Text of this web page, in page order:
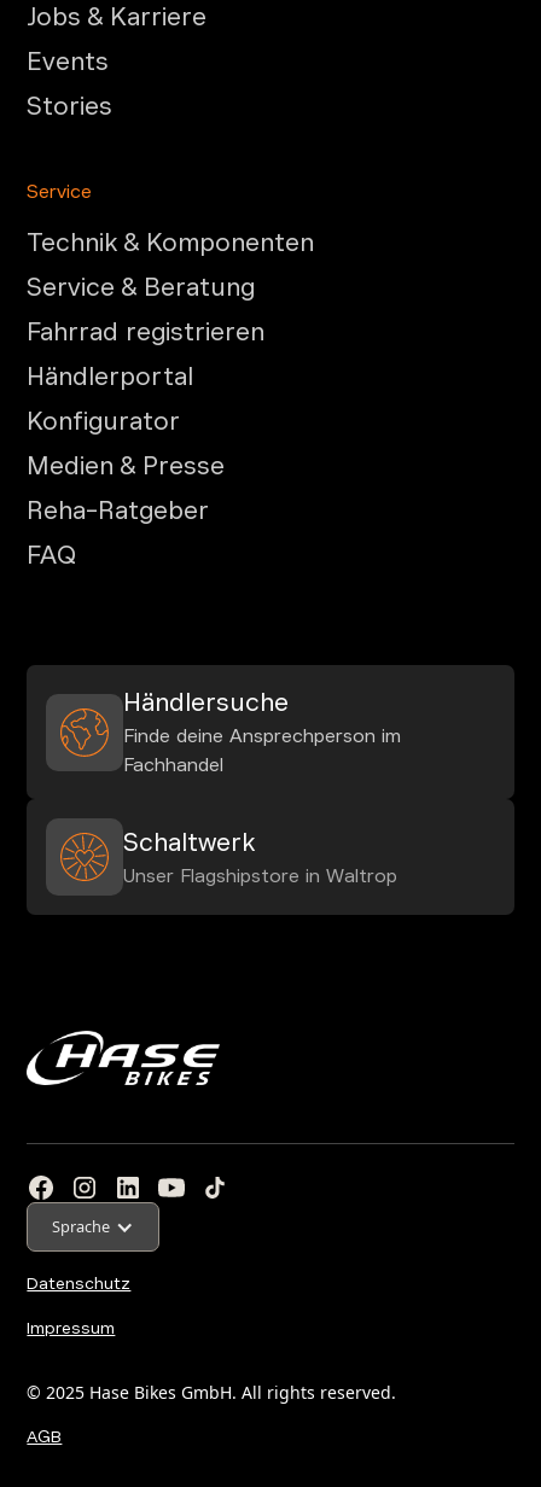
Jobs & Karriere
Events
Stories
Service
Technik & Komponenten
Service & Beratung
Fahrrad registrieren
Händlerportal
Konfigurator
Medien & Presse
Reha-Ratgeber
FAQ
Händlersuche
Finde deine Ansprechperson im
Fachhandel
Schaltwerk
Unser Flagshipstore in Waltrop
Sprache
© 2025 Hase Bikes GmbH. All rights reserved.
Datenschutz
Impressum
AGB